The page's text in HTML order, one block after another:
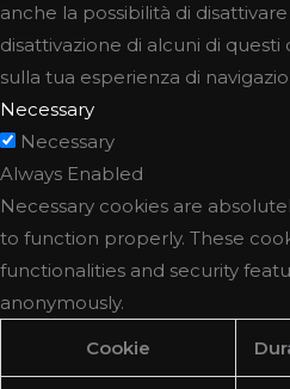
anche la possibilità di
disattivazione di alcuni di
sulla tua esperienza di
Necessary
Necessary
Always Enabled
Necessary cookies are
to function properly. These
functionalities and security
anonymously.
Cookie